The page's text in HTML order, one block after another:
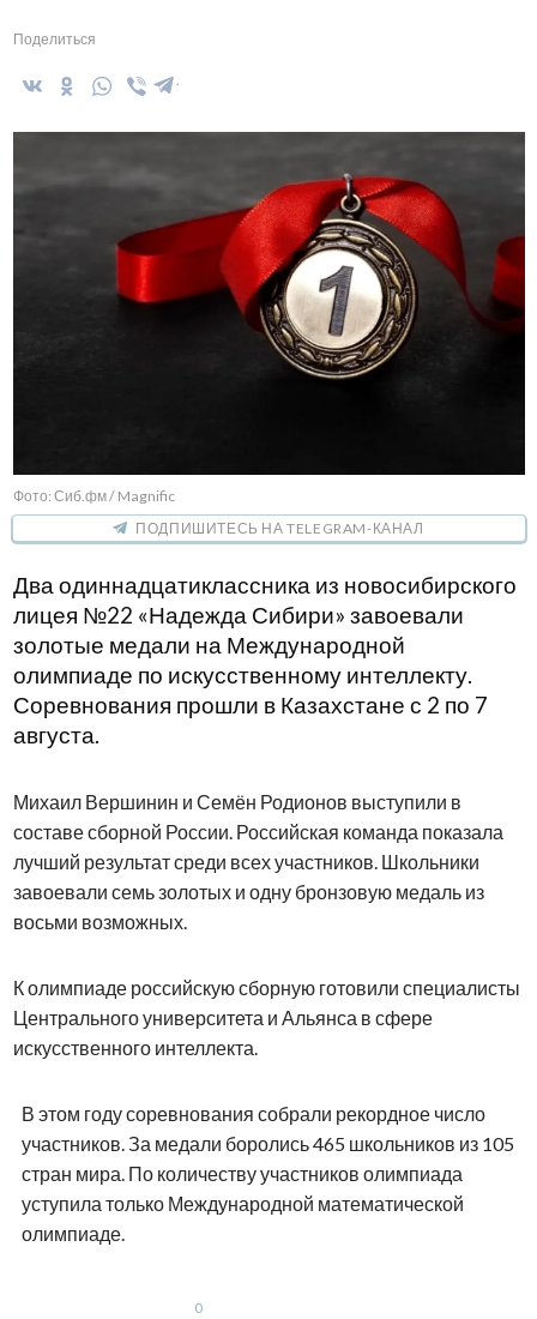
Поделиться
Фото: Сиб.фм / Magnific
ПОДПИШИТЕСЬ НА TELEGRAM-КАНАЛ
Два одиннадцатиклассника из новосибирского
лицея №22 «Надежда Сибири» завоевали
золотые медали на Международной
олимпиаде по искусственному интеллекту.
Соревнования прошли в Казахстане с 2 по 7
августа.
Михаил Вершинин и Семён Родионов выступили в
составе сборной России. Российская команда показала
лучший результат среди всех участников. Школьники
завоевали семь золотых и одну бронзовую медаль из
восьми возможных.
К олимпиаде российскую сборную готовили специалисты
Центрального университета и Альянса в сфере
искусственного интеллекта.
В этом году соревнования собрали рекордное число
участников. За медали боролись 465 школьников из 105
стран мира. По количеству участников олимпиада
уступила только Международной математической
олимпиаде.
0